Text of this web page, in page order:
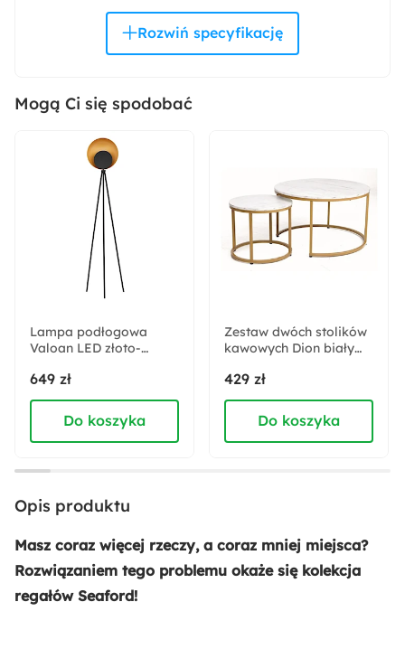
Złoty
Pomieszczenie:
Akcja specjalna:
Nowość
Materiał frontów:
Wysokość:
185 cm
Głębokość:
35 cm
Szerokość:
Mogą Ci się spodobać
Lampa podłogowa
Valoan LED złoto-
649 zł
Do koszyka
Zestaw dwóch stolików
kawowych Dion biały
podstawa
429 zł
Do koszyka
Opis produktu
Masz coraz więcej rzeczy, a coraz mniej miejsca?
Rozwiązaniem tego problemu okaże się kolekcja
regałów Seaford!